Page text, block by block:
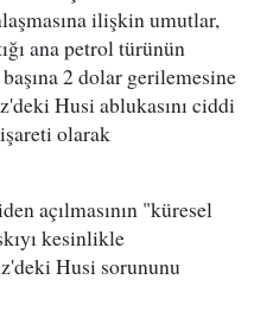
ilişkin umutlar,
ana petrol türünün
2 dolar gerilemesine
Husi ablukasını ciddi
olarak
açılmasının "küresel
kesinlikle
Husi sorununu